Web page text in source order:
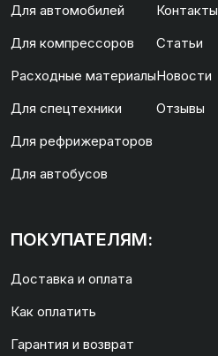
Для автомобилей
Для компрессоров
Расходные материалы
Для спецтехники
Для рефрижераторов
Для автобусов
Контакты
Статьи
Новости
Отзывы
ПОКУПАТЕЛЯМ:
Доставка и оплата
Как оплатить
Гарантия и возврат